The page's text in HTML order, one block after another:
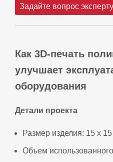
Задайте вопрос эксперту
Как 3D‑печать
улучшает
оборудования
Детали проекта
Размер изделия: 15 x
Объем